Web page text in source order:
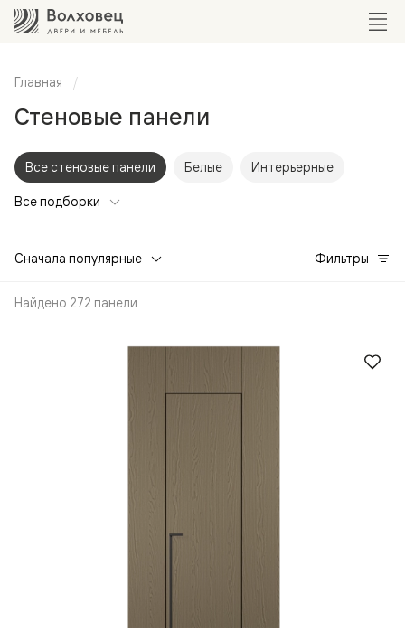
Главная
Стеновые панели
Все стеновые панели Белые Интерьерные
Все подборки
Сначала популярные Фильтры
Найдено 272 панели